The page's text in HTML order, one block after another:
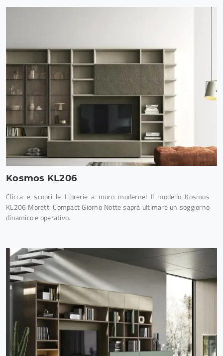
Kosmos KL206
Clicca e scopri le Librerie a muro moderne! Il modello Kosmos
KL206 Moretti Compact Giorno Notte saprà ultimare un soggiorno
dinamico e operativo.